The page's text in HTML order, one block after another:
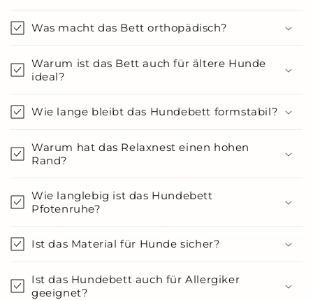
Was macht das Bett orthopädisch?
Warum ist das Bett auch für ältere Hunde
ideal?
Wie lange bleibt das Hundebett formstabil?
Warum hat das Relaxnest einen hohen
Rand?
Wie langlebig ist das Hundebett
Pfotenruhe?
Ist das Material für Hunde sicher?
Ist das Hundebett auch für Allergiker
geeignet?